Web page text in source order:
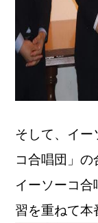
そして、イー
コ合唱団」の
イーソーコ合
習を重ねて本